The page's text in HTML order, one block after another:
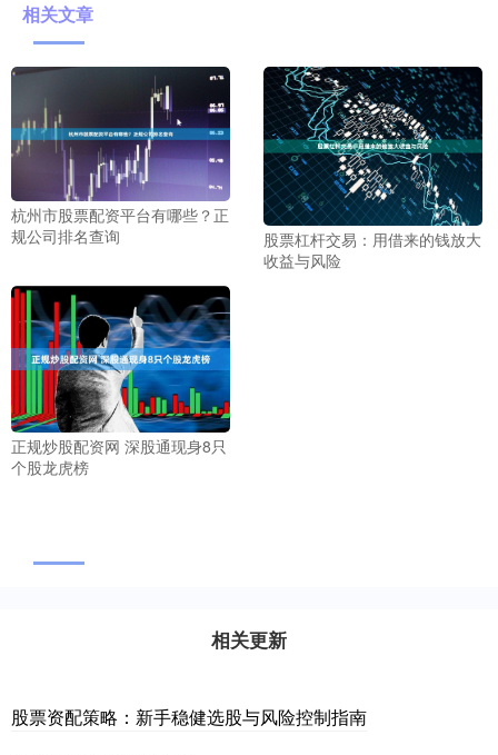
相关文章
杭州市股票配资平台有哪些？正
规公司排名查询
股票杠杆交易：用借来的钱放大
收益与风险
正规炒股配资网 深股通现身8只
个股龙虎榜
相关更新
股票资配策略：新手稳健选股与风险控制指南